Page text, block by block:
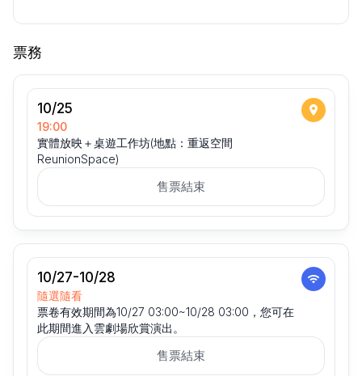
票務
10/25
19:00
實體放映＋桌遊工作坊(地點：重返空間
ReunionSpace)
售票結束
10/27-10/28
隨選隨看
票卷有效期間為10/27 03:00~10/28 03:00，您可在
此期間進入雲劇場欣賞演出。
售票結束